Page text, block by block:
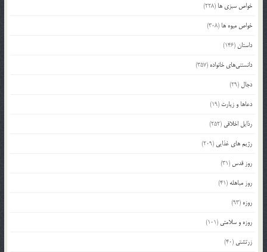
خواص سبزی ها (228)
خواص میوه ها (308)
داستان(146)
دانستنی‌های خانواده (357)
دجال (29)
دعاها و زیارت (19)
رذایل اخلاقی (252)
رژیم های غذایی (209)
روز قدس (31)
روز مباهله (41)
روزه (93)
روزه و سلامتی (101)
زرتشتی (40)